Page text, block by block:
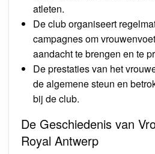
atleten.
De club organiseert
campagnes om
aandacht te brengen en te
De prestaties van het
de algemene steun en
bij de club.
De Geschiedenis van
Royal Antwerp